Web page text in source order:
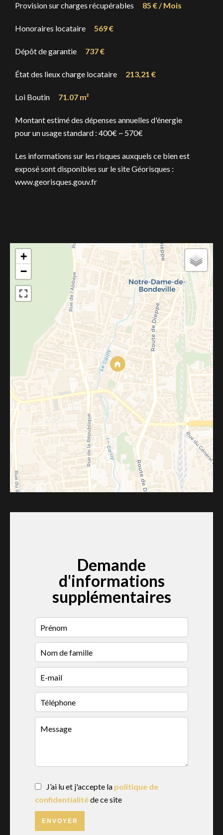
Provision sur charges récupérables 85 € / Mois
Honoraires locataire 569 €
Dépôt de garantie 737 €
État des lieux charge locataire 213,21 €
Loi Boutin 71.07 m²
Montant estimé des dépenses annuelles d'énergie
pour un usage standard : 400€ ~ 570€
Les informations sur les risques auxquels ce bien est
exposé sont disponibles sur le site Géorisques :
www.georisques.gouv.fr
+
−
Demande
d'informations
supplémentaires
J’ai lu et j'accepte la politique de
confidentialitéde ce site
ENVOYER